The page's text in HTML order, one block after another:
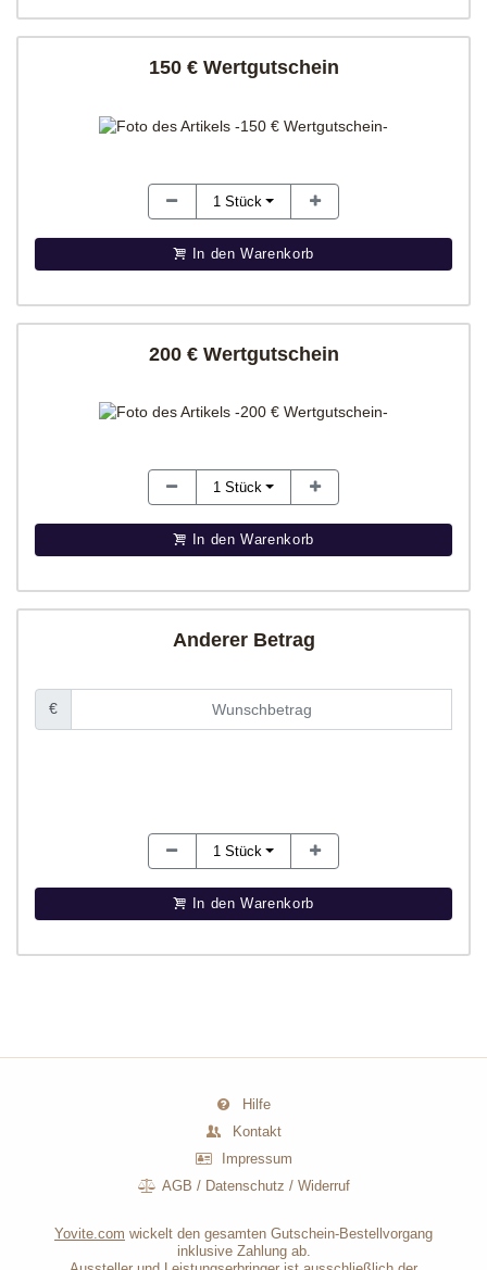
150 € Wertgutschein
1 Stück
In den Warenkorb
200 € Wertgutschein
1 Stück
In den Warenkorb
Anderer Betrag
€
1 Stück
In den Warenkorb
Hilfe
Kontakt
Impressum
AGB / Datenschutz /Widerruf
Yovite.com wickelt den gesamten Gutschein-Bestellvorgang
inklusive Zahlung ab.